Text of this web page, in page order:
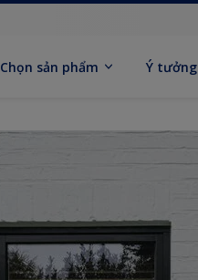
Chọn sản phẩm Ý tưởng